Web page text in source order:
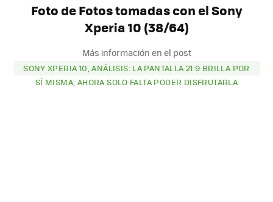
Foto de Fotos tomadas con el Sony
Xperia 10 (38/64)
Más información en el post
SONY XPERIA 10, ANÁLISIS: LA PANTALLA 21:9 BRILLA POR
SÍ MISMA, AHORA SOLO FALTA PODER DISFRUTARLA